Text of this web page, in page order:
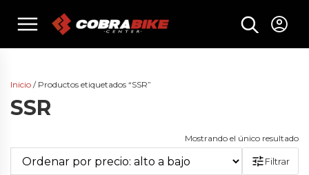
menu
Inicio / Productos etiquetados “SSR”
SSR
Mostrando el único resultado
Filtrar